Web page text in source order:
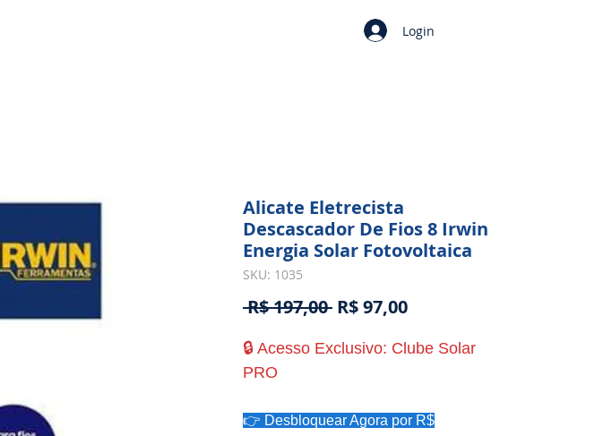
Login
Alicate Eletrecista
Descascador De Fios 8 Irwin
Energia Solar Fotovoltaica
SKU: 1035
R$ 197,00 Preço
R$ 97,00Preço
🔒 Acesso Exclusivo: Clube Solar
PRO
👉 Desbloquear Agora por R$